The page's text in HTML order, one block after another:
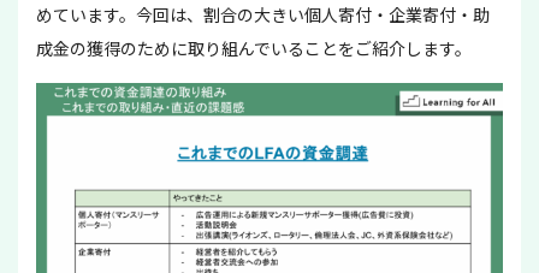
めています。今回は、割合の大きい個人寄付・企業寄付・助
成金の獲得のために取り組んでいることをご紹介します。